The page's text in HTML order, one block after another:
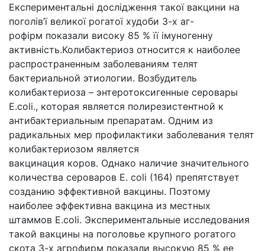
Експериментальні дослідження такої вакцини на
поголів’ї великої рогатої худоби 3-х аг-
рофірм показали високу 85 % її імуногенну
активність.Колибактериоз относится к наиболее
распространенным заболеваниям телят
бактериальной этиологии. Возбудитель
колибактериоза – энтеротоксигенные серовары
E.coli., которая является полирезистентной к
антибактериальным препаратам. Одним из
радикальных мер профилактики заболевания телят
колибактериозом является
вакцинация коров. Однако наличие значительного
количества сероваров E. coli (164) препятствует
созданию эффективной вакцины. Поэтому
наиболее эффективна вакцина из местных
штаммов E.coli. Экспериментальные исследования
такой вакцины на поголовье крупного рогатого
скота 3-х агрофирм показали высокую 85 % ее